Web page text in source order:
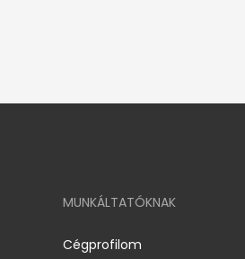
MUNKÁLTATÓKNAK
Cégprofilom